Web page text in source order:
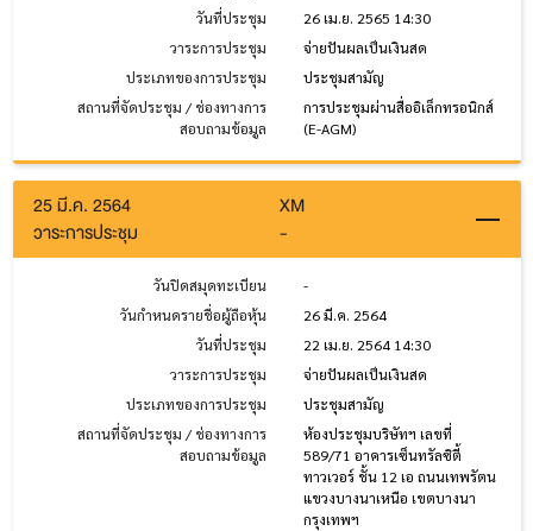
วันที่ประชุม
26 เม.ย. 2565 14:30
วาระการประชุม
จ่ายปันผลเป็นเงินสด
ประเภทของการประชุม
ประชุมสามัญ
สถานที่จัดประชุม / ช่องทางการ
สอบถามข้อมูล
การประชุมผ่านสื่ออิเล็กทรอนิกส์
(E-AGM)
25 มี.ค. 2564
XM
วาระการประชุม
-
วันปิดสมุดทะเบียน
-
วันกำหนดรายชื่อผู้ถือหุ้น
26 มี.ค. 2564
วันที่ประชุม
22 เม.ย. 2564 14:30
วาระการประชุม
จ่ายปันผลเป็นเงินสด
ประเภทของการประชุม
ประชุมสามัญ
สถานที่จัดประชุม / ช่องทางการ
สอบถามข้อมูล
ห้องประชุมบริษัทฯ เลขที่
589/71 อาคารเซ็นทรัลซิตี้
ทาวเวอร์ ชั้น 12 เอ ถนนเทพรัตน
แขวงบางนาเหนือ เขตบางนา
กรุงเทพฯ